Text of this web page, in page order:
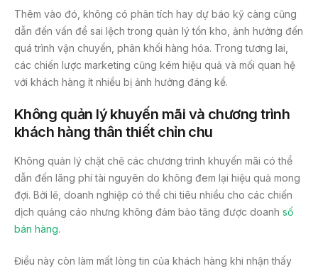
Thêm vào đó, không có phân tích hay dự báo kỹ càng cũng
dẫn đến vấn đề sai lệch trong quản lý tồn kho, ảnh hưởng đến
quá trình vận chuyển, phân khối hàng hóa. Trong tương lai,
các chiến lược marketing cũng kém hiệu quả và mối quan hệ
với khách hàng ít nhiều bị ảnh hưởng đáng kể.
Không quản lý khuyến mãi và chương trình
khách hàng thân thiết chỉn chu
Không quản lý chặt chẽ các chương trình khuyến mãi có thể
dẫn đến lãng phí tài nguyên do không đem lại hiệu quả mong
đợi. Bởi lẽ, doanh nghiệp có thể chi tiêu nhiều cho các chiến
dịch quảng cáo nhưng không đảm bảo tăng được doanh số
bán hàng.
Điều này còn làm mất lòng tin của khách hàng khi nhận thấy